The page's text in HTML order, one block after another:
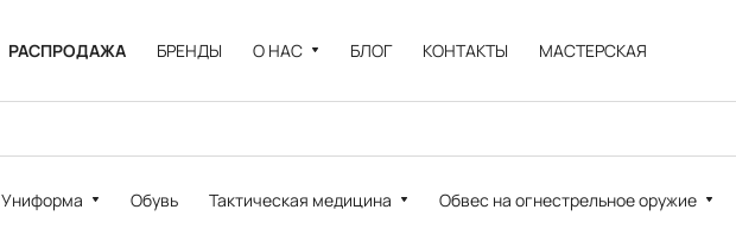
РАСПРОДАЖА БРЕНДЫ О НАС БЛОГ КОНТАКТЫ МАСТЕРСКАЯ
Униформа Обувь Тактическая медицина Обвес на огнестрельное оружие